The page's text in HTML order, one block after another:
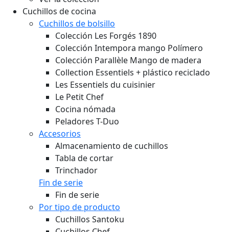
Cuchillos de cocina
Cuchillos de bolsillo
Colección Les Forgés 1890
Colección Intempora mango Polímero
Colección Parallèle Mango de madera
Collection Essentiels + plástico reciclado
Les Essentiels du cuisinier
Le Petit Chef
Cocina nómada
Peladores T-Duo
Accesorios
Almacenamiento de cuchillos
Tabla de cortar
Trinchador
Fin de serie
Fin de serie
Por tipo de producto
Cuchillos Santoku